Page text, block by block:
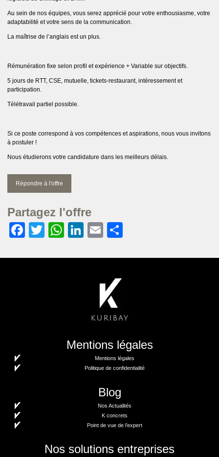
Au sein de nos équipes, vous serez apprécié pour votre enthousiasme, votre
adaptabilité et votre sens de la communication.
La maîtrise de l’anglais est un plus.
Rémunération fixe selon profil et expérience + Variable sur objectifs.
5 jours de RTT, CSE, mutuelle, tickets-restaurant, intéressement et
participation.
Télétravail partiel possible.
Si ce poste correspond à vos compétences et aspirations, nous vous invitons
à postuler !
Nous étudierons votre candidature dans les meilleurs délais.
Répondre à l'offre
Partagez l'offre
Facebook
TwitterWhatsApp
LinkedIn
Email
Mentions légales
Mentions légales
Politique de confidentialité
Blog
Nos Actualités
K concrets
Point de vue de l’expert
Nos solutions entreprises